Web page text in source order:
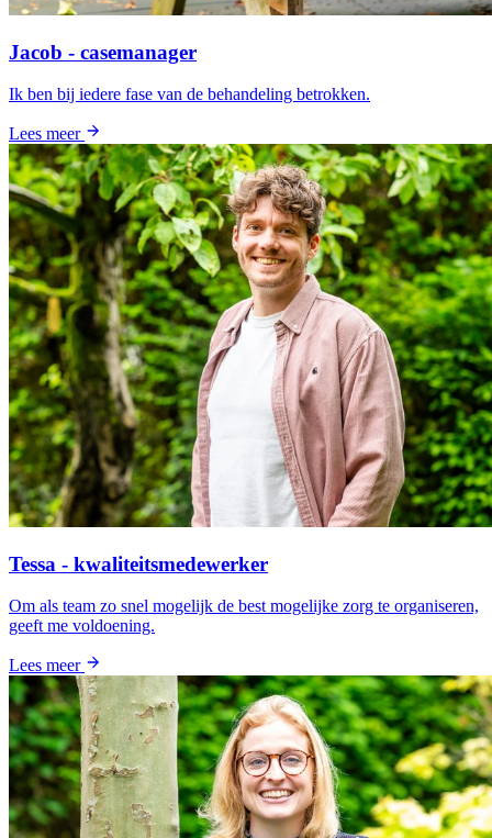
Jacob - casemanager
Ik ben bij iedere fase van de behandeling betrokken.
Lees meer
Tessa - kwaliteitsmedewerker
Om als team zo snel mogelijk de best mogelijke zorg te organiseren,
geeft me voldoening.
Lees meer